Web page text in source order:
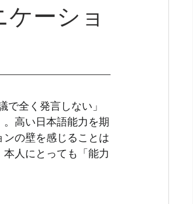
配慮編）
企業内転勤２号
厳格化 技人国厳格化
ーショ
で全く発言しない」
。高い日本語能力を期
の壁を感じることは
人にとっても「能力